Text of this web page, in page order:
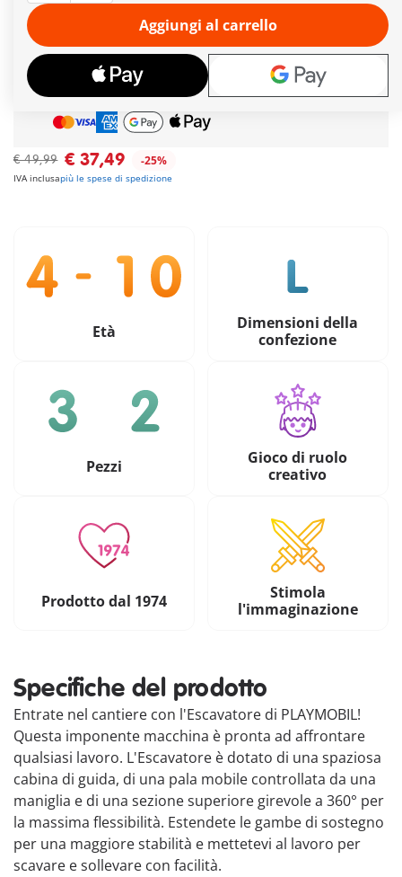
farcela da solo.
Ulteriori informazioni
Spedizione gratuita
per ordini da
49,90€
Pagamento sicuroe flessibile
€ 49,99 € 37,49 -25%
IVA inclusapiù le spese di spedizione
Aggiungi al carrello
Età
Dimensioni della
confezione
Pezzi
Gioco di ruolo
creativo
Prodotto dal 1974
Stimola
l'immaginazione
Specifiche del prodotto
Entrate nel cantiere con l'Escavatore di PLAYMOBIL!
Questa imponente macchina è pronta ad affrontare
qualsiasi lavoro. L'Escavatore è dotato di una spaziosa
cabina di guida, di una pala mobile controllata da una
maniglia e di una sezione superiore girevole a 360° per
la massima flessibilità. Estendete le gambe di sostegno
per una maggiore stabilità e mettetevi al lavoro per
scavare e sollevare con facilità.